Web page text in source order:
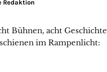
Redaktion
Bühnen, acht
im Rampenlicht: